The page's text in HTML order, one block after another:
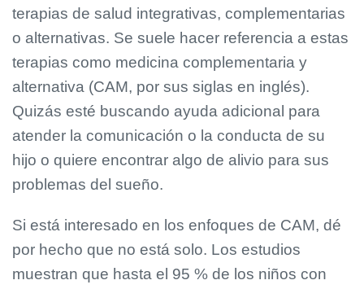
terapias de salud integrativas, complementarias
o alternativas. Se suele hacer referencia a estas
terapias como medicina complementaria y
alternativa (CAM, por sus siglas en inglés).
Quizás esté buscando ayuda adicional para
atender la comunicación o la conducta de su
hijo o quiere encontrar algo de alivio para sus
problemas del sueño.
Si está interesado en los enfoques de CAM, dé
por hecho que no está solo. Los estudios
muestran que hasta el 95 % de los niños con